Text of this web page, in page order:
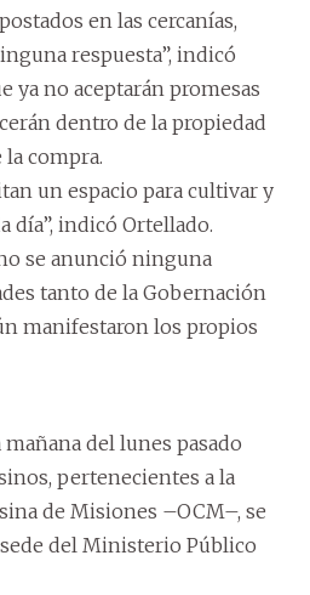
en las cercanías,
respuesta”, indicó
ya no aceptarán promesas
dentro de la propiedad
la compra.
un espacio para cultivar y
día”, indicó Ortellado.
se anunció ninguna
tanto de la Gobernación
manifestaron los propios
mañana del lunes pasado
pertenecientes a la
de Misiones –OCM–, se
del Ministerio Público